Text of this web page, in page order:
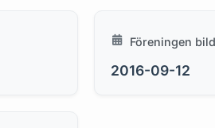
Föreningen
2016-09-12